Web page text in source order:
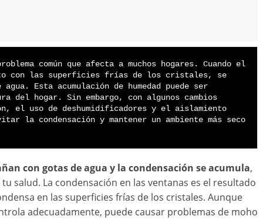
común que afecta a muchos hogares. Cuando el
con las superficies frías de los cristales, se
Esta acumulación de humedad puede ser
hogar. Sin embargo, con algunos cambios
el uso de deshumidificadores y el aislamiento
la condensación y mantener un ambiente más seco
con gotas de agua y la condensación se acumula,
salud. La condensación en las ventanas es el resultado
en las superficies frías de los cristales. Aunque
adecuadamente, puede causar problemas de moho